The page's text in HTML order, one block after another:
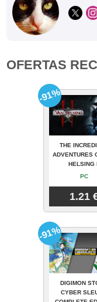
OFERTAS
THE
ADVENTURES
HELSING
PC
1.21
-91%
DIGIMON
CYBER
-91%